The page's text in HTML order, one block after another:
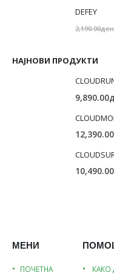
DEFEY
2,190.00ден
НАЈНОВИ ПРОДУКТИ
9,890.00
12,390.00
10,490.00
МЕНИ
ПОЧЕТНА КАКО